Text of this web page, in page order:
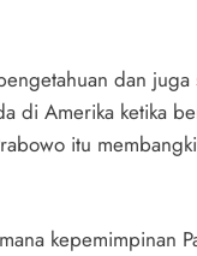
dan juga
di Amerika ketika
itu
kepemimpinan